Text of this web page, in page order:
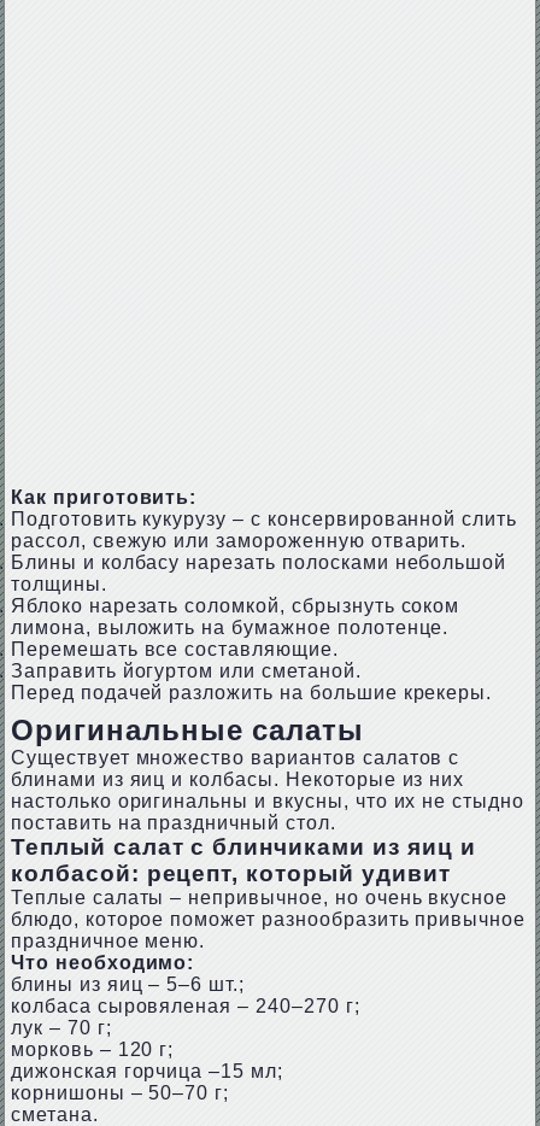
Как приготовить:
Подготовить кукурузу – с консервированной слить
рассол, свежую или замороженную отварить.
Блины и колбасу нарезать полосками небольшой
толщины.
Яблоко нарезать соломкой, сбрызнуть соком
лимона, выложить на бумажное полотенце.
Перемешать все составляющие.
Заправить йогуртом или сметаной.
Перед подачей разложить на большие крекеры.
Оригинальные салаты
Существует множество вариантов салатов с
блинами из яиц и колбасы. Некоторые из них
настолько оригинальны и вкусны, что их не стыдно
поставить на праздничный стол.
Теплый салат с блинчиками из яиц и
колбасой: рецепт, который удивит
Теплые салаты – непривычное, но очень вкусное
блюдо, которое поможет разнообразить привычное
праздничное меню.
Что необходимо:
блины из яиц – 5–6 шт.;
колбаса сыровяленая – 240–270 г;
лук – 70 г;
морковь – 120 г;
дижонская горчица –15 мл;
корнишоны – 50–70 г;
сметана.